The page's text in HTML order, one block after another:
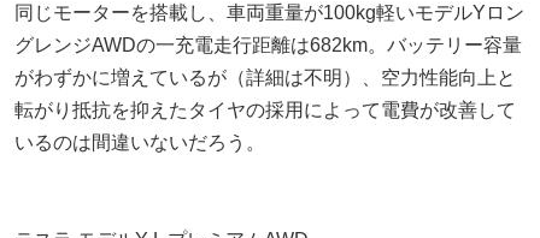
同じモーターを搭載し、車両重量が100kg軽いモデルYロン
グレンジAWDの一充電走行距離は682km。バッテリー容量
がわずかに増えているが（詳細は不明）、空力性能向上と
転がり抵抗を抑えたタイヤの採用によって電費が改善して
いるのは間違いないだろう。